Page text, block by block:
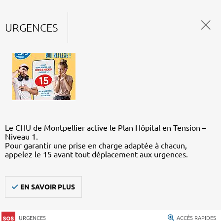
URGENCES
Le CHU de Montpellier active le Plan Hôpital en Tension –
Niveau 1.
Pour garantir une prise en charge adaptée à chacun,
appelez le 15 avant tout déplacement aux urgences.
EN SAVOIR PLUS
URGENCES ACCÈS RAPIDES